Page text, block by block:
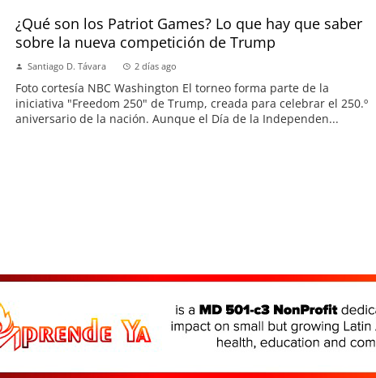
¿Qué son los Patriot Games? Lo que hay que saber
sobre la nueva competición de Trump
Santiago D. Távara 2 días ago
Foto cortesía NBC Washington El torneo forma parte de la
iniciativa "Freedom 250" de Trump, creada para celebrar el 250.º
aniversario de la nación. Aunque el Día de la Independen...